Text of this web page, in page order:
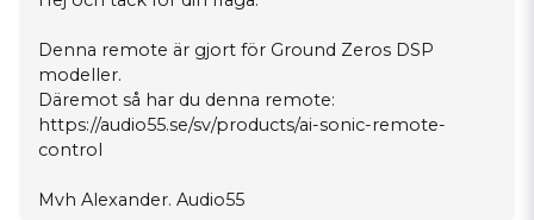
Denna remote är gjort för Ground Zeros DSP
modeller.
Däremot så har du denna remote:
https://audio55.se/sv/products/ai-sonic-remote-
control
Mvh Alexander. Audio55